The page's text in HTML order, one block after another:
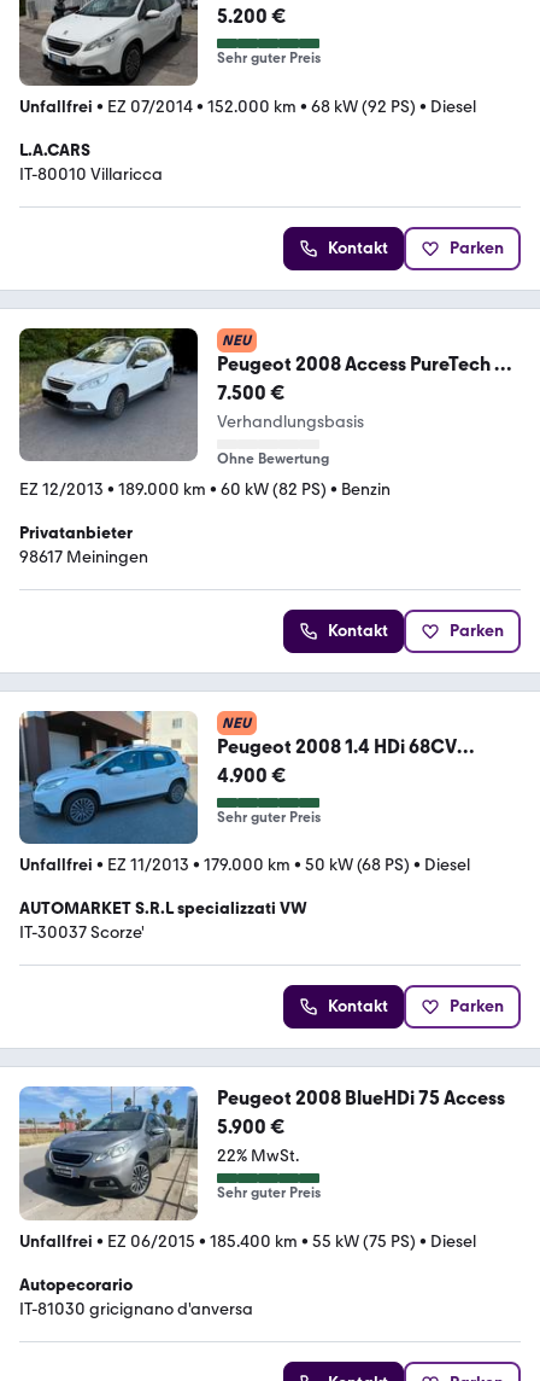
5.200 €
Sehr guter Preis
Unfallfrei • EZ 07/2014• 152.000 km • 68 kW (92 PS) • Diesel
L.A.CARS
IT-80010 Villaricca
Kontakt Parken
NEU
Peugeot 2008 Access PureTech 82
Access
7.500 €
Verhandlungsbasis
Ohne Bewertung
EZ 12/2013 • 189.000 km • 60 kW (82 PS) • Benzin
Privatanbieter
98617 Meiningen
Kontakt Parken
NEU
Peugeot 2008 1.4 HDi 68CV
Access OK neo patentat
4.900 €
Sehr guter Preis
Unfallfrei • EZ 11/2013 • 179.000 km • 50 kW (68 PS) • Diesel
AUTOMARKET S.R.L specializzati VW
IT-30037 Scorze'
Kontakt Parken
Peugeot 2008 BlueHDi 75 Access
5.900 €
22% MwSt.
Sehr guter Preis
Unfallfrei • EZ 06/2015 • 185.400 km • 55 kW (75 PS) • Diesel
Autopecorario
IT-81030 gricignano d'anversa